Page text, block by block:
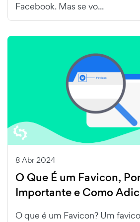
Facebook. Mas se vo...
8 Abr 2024
O Que É um Favicon,
Importante e Como
O que é um Favicon? Um